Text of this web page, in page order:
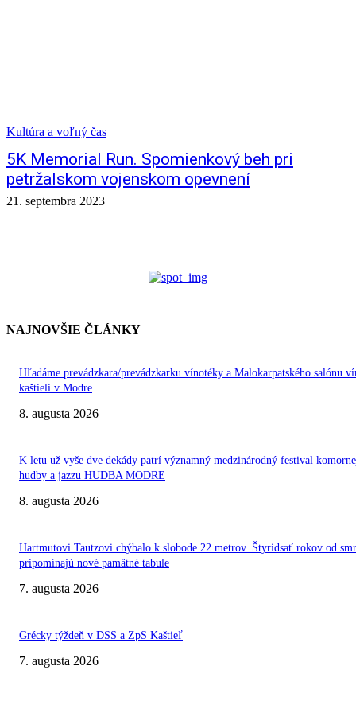
Kultúra a voľný čas
5K Memorial Run. Spomienkový beh pri
petržalskom vojenskom opevnení
21. septembra 2023
NAJNOVŠIE ČLÁNKY
Hľadáme prevádzkara/prevádzkarku vínotéky a Malokarpatského salónu
kaštieli v Modre
8. augusta 2026
K letu už vyše dve dekády patrí významný medzinárodný festival
hudby a jazzu HUDBA MODRE
8. augusta 2026
Hartmutovi Tautzovi chýbalo k slobode 22 metrov. Štyridsať rokov od
pripomínajú nové pamätné tabule
7. augusta 2026
Grécky týždeň v DSS a ZpS Kaštieľ
7. augusta 2026